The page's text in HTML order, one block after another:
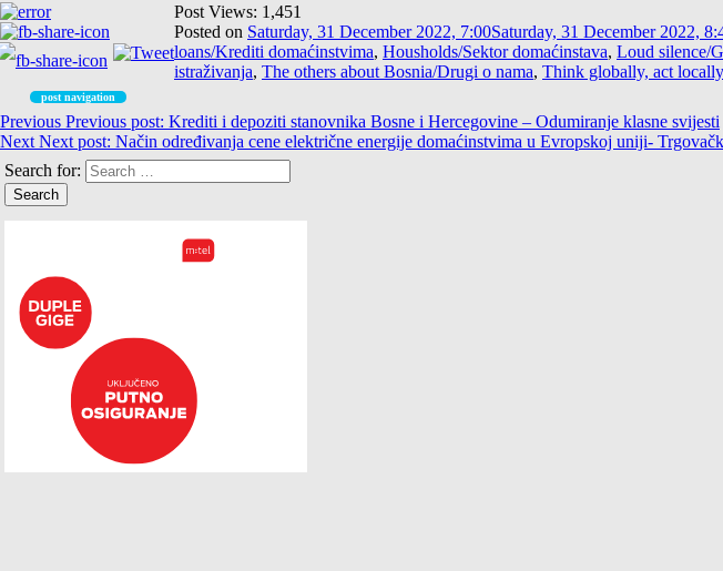
Post Views: 1,451
Posted on Saturday, 31 December 2022, 7:00Saturday, 31 December 2022,
loans/Krediti domaćinstvima, Housholds/Sektor domaćinstava, Loud silence/
istraživanja, The others about Bosnia/Drugi o nama, Think globally, act
post navigation
Previous Previous post: Krediti i depoziti stanovnika Bosne i Hercegovine – Odumiranje klasne svijesti
Next Next post: Način određivanja cene električne energije domaćinstvima u Evropskoj uniji-
Search for: